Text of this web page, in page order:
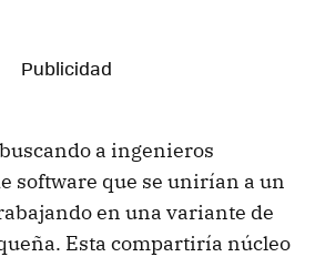
a ingenieros
software que se unirían a un
en una variante de
Esta compartiría núcleo